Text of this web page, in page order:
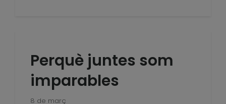
Perquè juntes som
imparables
8 de març